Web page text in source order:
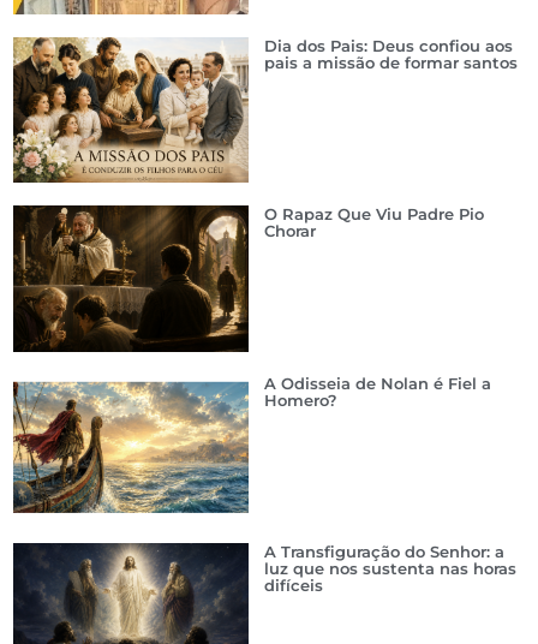
Dia dos Pais: Deus confiou aos
pais a missão de formar santos
O Rapaz Que Viu Padre Pio
Chorar
A Odisseia de Nolan é Fiel a
Homero?
A Transfiguração do Senhor: a
luz que nos sustenta nas horas
difíceis